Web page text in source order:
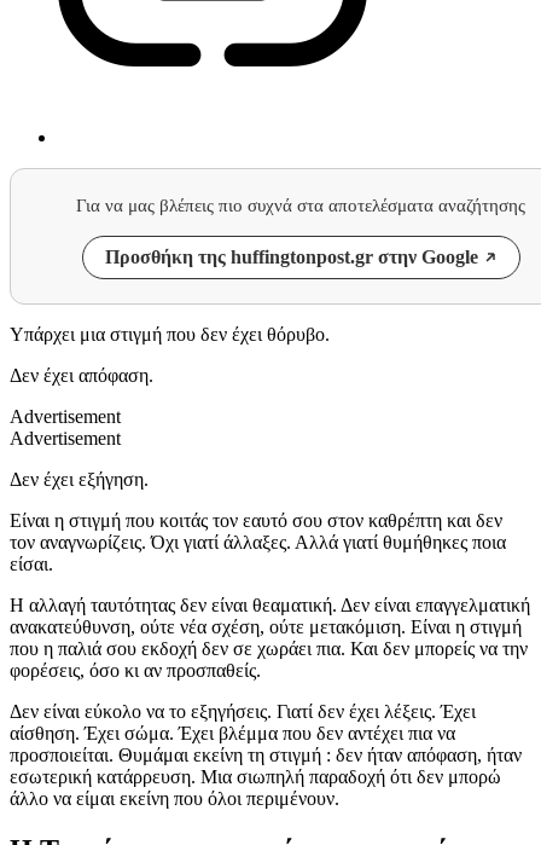
Για να μας βλέπεις πιο συχνά στα αποτελέσματα αναζήτησης
Προσθήκη της huffingtonpost.gr στην Google
Υπάρχει μια στιγμή που δεν έχει θόρυβο.
Δεν έχει απόφαση.
Advertisement
Advertisement
Δεν έχει εξήγηση.
Είναι η στιγμή που κοιτάς τον εαυτό σου στον καθρέπτη και δεν
τον αναγνωρίζεις. Όχι γιατί άλλαξες. Αλλά γιατί θυμήθηκες ποια
είσαι.
Η αλλαγή ταυτότητας δεν είναι θεαματική. Δεν είναι επαγγελματική
ανακατεύθυνση, ούτε νέα σχέση, ούτε μετακόμιση. Είναι η στιγμή
που η παλιά σου εκδοχή δεν σε χωράει πια. Και δεν μπορείς να την
φορέσεις, όσο κι αν προσπαθείς.
Δεν είναι εύκολο να το εξηγήσεις. Γιατί δεν έχει λέξεις. Έχει
αίσθηση. Έχει σώμα. Έχει βλέμμα που δεν αντέχει πια να
προσποιείται. Θυμάμαι εκείνη τη στιγμή : δεν ήταν απόφαση, ήταν
εσωτερική κατάρρευση. Μια σιωπηλή παραδοχή ότι δεν μπορώ
άλλο να είμαι εκείνη που όλοι περιμένουν.